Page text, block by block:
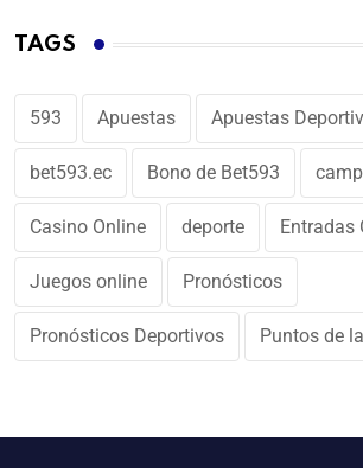
TAGS
593 Apuestas Apuestas
bet593.ec Bono de Bet593
Casino Online deporte Entradas
Juegos online Pronósticos
Pronósticos Deportivos Puntos de